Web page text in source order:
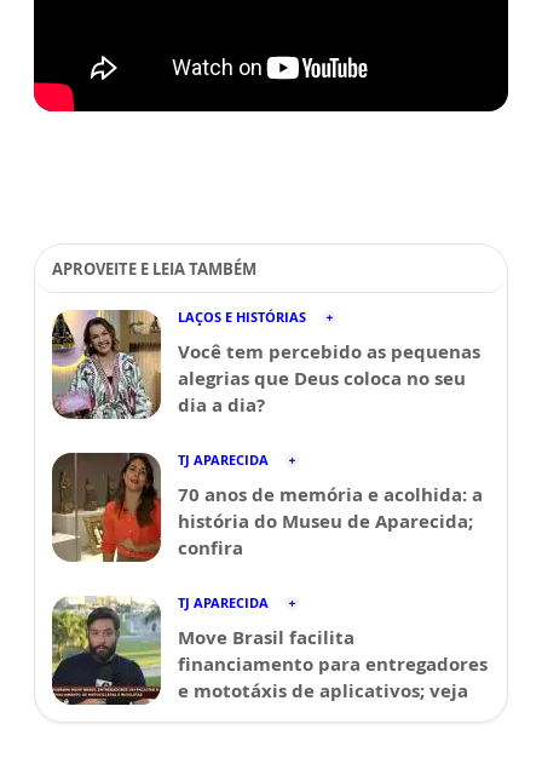
APROVEITE E LEIA TAMBÉM
LAÇOS E HISTÓRIAS
Você tem percebido as pequenas
alegrias que Deus coloca no seu
dia a dia?
TJ APARECIDA
70 anos de memória e acolhida: a
história do Museu de Aparecida;
confira
TJ APARECIDA
Move Brasil facilita
financiamento para entregadores
e mototáxis de aplicativos; veja